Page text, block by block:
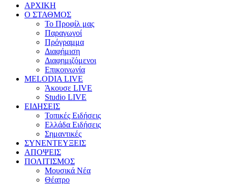
ΑΡΧΙΚΗ
Ο ΣΤΑΘΜΟΣ
Το Προφίλ μας
Παραγωγοί
Πρόγραμμα
Διαφήμιση
Διαφημιζόμενοι
Επικοινωνία
MELODIA LIVE
Άκουσε LIVE
Studio LIVE
ΕΙΔΗΣΕΙΣ
Τοπικές Ειδήσεις
Ελλάδα Ειδήσεις
Σημαντικές
ΣΥΝΕΝΤΕΥΞΕΙΣ
ΑΠΟΨΕΙΣ
ΠΟΛΙΤΙΣΜΟΣ
Μουσικά Νέα
Θέατρο